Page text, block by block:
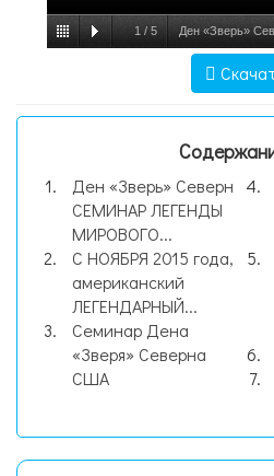
1 / 5 Ден «Зверь»
№1
Ден «Зверь» Северн
СЕМИНАР ЛЕГЕНДЫ
МИРОВОГО...
С НОЯБРЯ 2015 года,
американский
ЛЕГЕНДАРНЫЙ...
Семинар Дена
«Зверя» Северна
США